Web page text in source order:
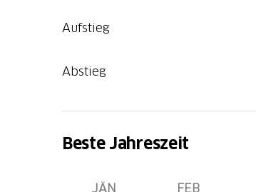
Aufstieg
Abstieg
Beste Jahreszeit
JÄN FEB